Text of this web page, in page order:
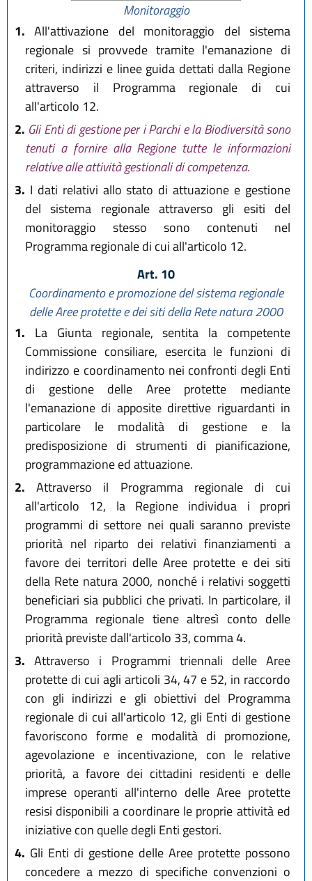
Monitoraggio
1. All'attivazione del monitoraggio del sistema
regionale si provvede tramite l'emanazione di
criteri, indirizzi e linee guida dettati dalla Regione
attraverso il Programma regionale di cui
all'articolo 12.
2. Gli Enti di gestione per i Parchi e la Biodiversità sono
tenuti a fornire alla Regione tutte le informazioni
relative alle attività gestionali di competenza.
3. I dati relativi allo stato di attuazione e gestione
del sistema regionale attraverso gli esiti del
monitoraggio stesso sono contenuti nel
Programma regionale di cui all'articolo 12.
Art. 10
Coordinamento e promozione del sistema regionale
delle Aree protette e dei siti della Rete natura 2000
1. La Giunta regionale, sentita la competente
Commissione consiliare, esercita le funzioni di
indirizzo e coordinamento nei confronti degli Enti
di gestione delle Aree protette mediante
l'emanazione di apposite direttive riguardanti in
particolare le modalità di gestione e la
predisposizione di strumenti di pianificazione,
programmazione ed attuazione.
2. Attraverso il Programma regionale di cui
all'articolo 12, la Regione individua i propri
programmi di settore nei quali saranno previste
priorità nel riparto dei relativi finanziamenti a
favore dei territori delle Aree protette e dei siti
della Rete natura 2000, nonché i relativi soggetti
beneficiari sia pubblici che privati. In particolare, il
Programma regionale tiene altresì conto delle
priorità previste dall'articolo 33, comma 4.
3. Attraverso i Programmi triennali delle Aree
protette di cui agli articoli 34, 47 e 52, in raccordo
con gli indirizzi e gli obiettivi del Programma
regionale di cui all'articolo 12, gli Enti di gestione
favoriscono forme e modalità di promozione,
agevolazione e incentivazione, con le relative
priorità, a favore dei cittadini residenti e delle
imprese operanti all'interno delle Aree protette
resisi disponibili a coordinare le proprie attività ed
iniziative con quelle degli Enti gestori.
4. Gli Enti di gestione delle Aree protette possono
concedere a mezzo di specifiche convenzioni o